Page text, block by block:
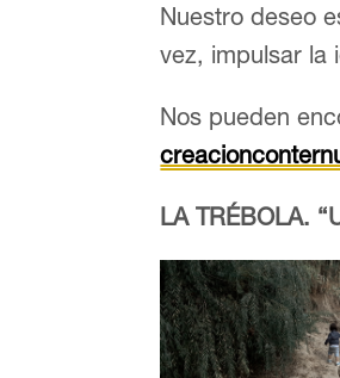
Nuestro deseo
vez, impulsar la
Nos pueden
LA TRÉBOLA.